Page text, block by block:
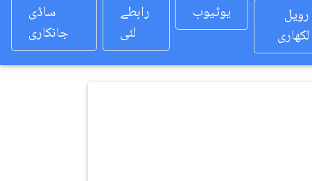
ساڈی
جانکاری
رابطے
لئی
یوٹیوب
رویل
لکھاری